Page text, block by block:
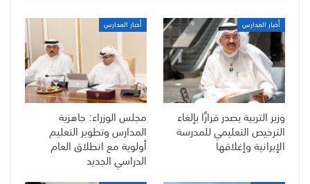
أخبار المدارس
وزير التربية يصدر قرارًا بإلغاء
الترخيص التعليمي للمدرسة
الإيرانية وإغلاقها
أخبار المدارس
مجلس الوزراء: جاهزية
المدارس وتطوير التعليم
أولوية مع انطلاق العام
الدراسي الجديد